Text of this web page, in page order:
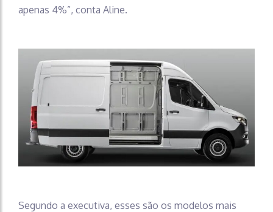
apenas 4%”, conta Aline.
Segundo a executiva, esses são os modelos mais